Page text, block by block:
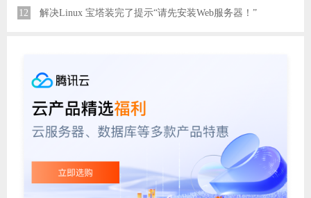
12
解决Linux 宝塔装完了提示“请先安装Web服务器！”